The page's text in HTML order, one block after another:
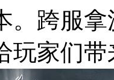
。跨服
玩家们